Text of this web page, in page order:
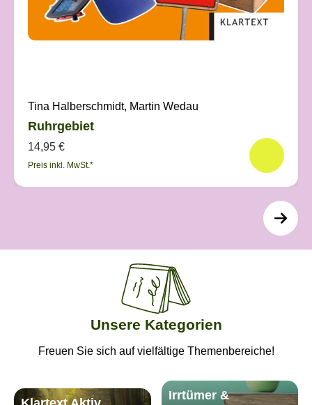
Tina Halberschmidt, Martin Wedau
Ruhrgebiet
14,95 €
Preis inkl. MwSt.*
Unsere Kategorien
Freuen Sie sich auf vielfältige Themenbereiche!
Irrtümer &